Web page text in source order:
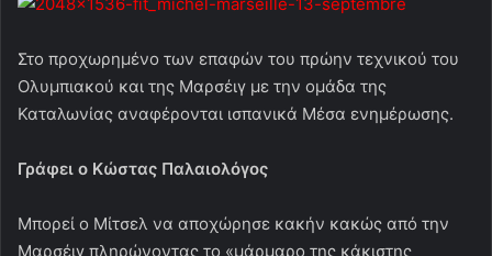
Στο προχωρημένο των επαφών του πρώην τεχνικού του
Ολυμπιακού και της Μαρσέιγ με την ομάδα της
Καταλωνίας αναφέρονται ισπανικά Μέσα ενημέρωσης.
Γράφει ο Κώστας Παλαιολόγος
Μπορεί ο Μίτσελ να αποχώρησε κακήν κακώς από την
Μαρσέιγ πληρώνοντας το «μάρμαρο της κάκιστης